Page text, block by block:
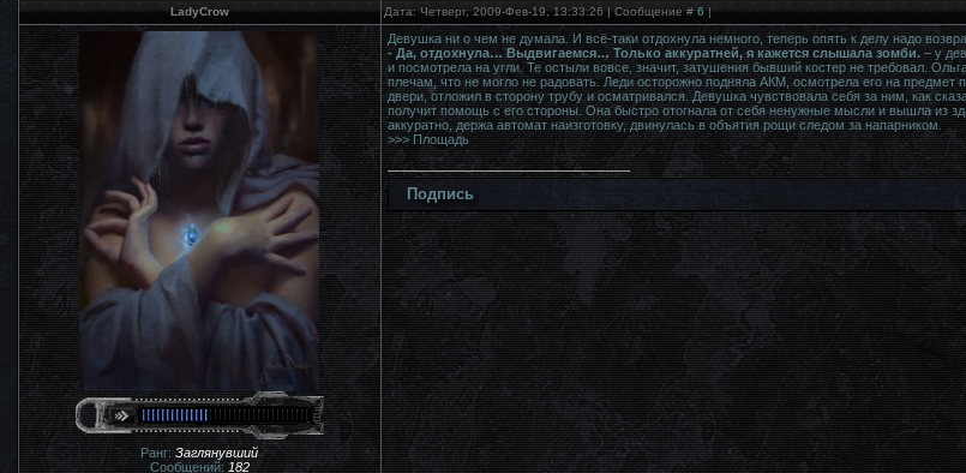
LadyCrow Дата: Четверг, 2009-Фев-19, 13:33:26 | Сообщение # 6 |
Ранг: Заглянувший
Сообщений: 182
Девушка ни о чем не думала. И всё-таки отдохнула немного, теперь опять к делу надо
- Да, отдохнула… Выдвигаемся… Только аккуратней, я кажется слышала зомби.– у
и посмотрела на угли. Те остыли вовсе, значит, затушения бывший костер не требовал.
плечам, что не могло не радовать. Леди осторожно подняла АКМ, осмотрела его на
двери, отложил в сторону трубу и осматривался. Девушка чувствовала себя за ним, как
получит помощь с его стороны. Она быстро отогнала от себя ненужные мысли и вышла из
аккуратно, держа автомат наизготовку, двинулась в объятия рощи следом за напарником.
>>> Площадь
Подпись